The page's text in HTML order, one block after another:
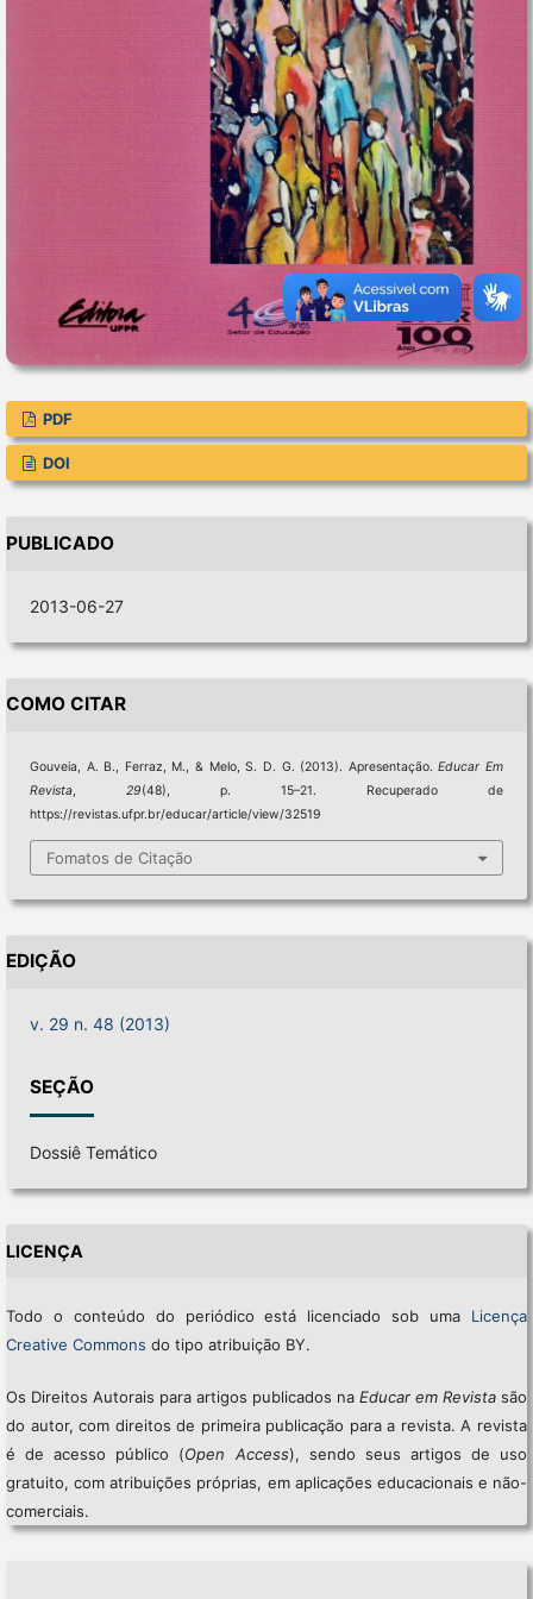
PDF
DOI
PUBLICADO
2013-06-27
COMO CITAR
Gouveia, A. B., Ferraz, M., & Melo, S. D. G. (2013). Apresentação.Educar Em
Revista, 29(48), p. 15–21. Recuperado de
https://revistas.ufpr.br/educar/article/view/32519
Fomatos de Citação
EDIÇÃO
v. 29 n. 48 (2013)
SEÇÃO
Dossiê Temático
LICENÇA
Todo o conteúdo do periódico está licenciado sob uma Licença
Creative Commons do tipo atribuição BY.
Os Direitos Autorais para artigos publicados naEducar em Revista são
do autor, com direitos de primeira publicação para a revista. A revista
é de acesso público (Open Access), sendo seus artigos de uso
gratuito, com atribuições próprias, em aplicações educacionais e não-
comerciais.